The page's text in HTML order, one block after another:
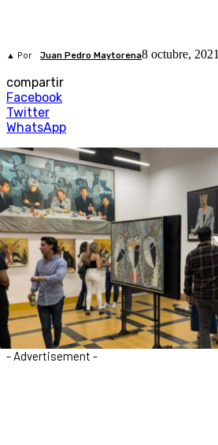
▲ Por Juan Pedro Maytorena8 octubre, 2021
compartir
Facebook
Twitter
WhatsApp
- Advertisement -